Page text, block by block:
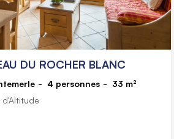
DU ROCHER BLANC
4 personnes 33 m²